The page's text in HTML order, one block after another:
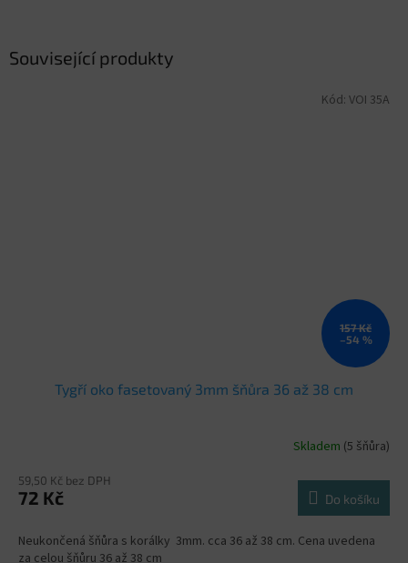
Související produkty
157 Kč
–54 %
Tygří oko fasetovaný 3mm šňůra 36 až 38 cm
Skladem (5 šňůra)
59,50 Kč bez DPH
72 Kč Do košíku
Neukončená šňůra s korálky 3mm. cca 36 až 38 cm. Cena uvedena
za celou šňůru 36 až 38 cm
Kód: VOI 35A